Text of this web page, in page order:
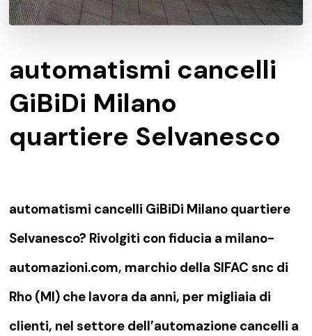
automatismi cancelli
GiBiDi Milano
quartiere Selvanesco
automatismi cancelli GiBiDi Milano quartiere
Selvanesco? Rivolgiti con fiducia a milano-
automazioni.com, marchio della SIFAC snc di
Rho (MI) che lavora da anni, per migliaia di
clienti, nel settore dell’automazione cancelli a